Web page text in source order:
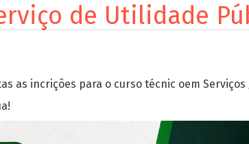
de Utilidade
as incrições para o curso técnic oem Serviços